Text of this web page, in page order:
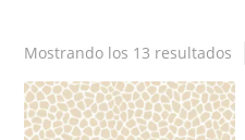
Mostrando los 13 resultados